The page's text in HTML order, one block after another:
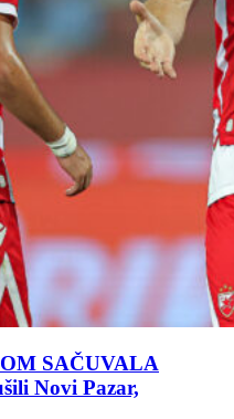
SAČUVALA
Novi Pazar,